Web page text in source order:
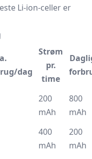
Li-ion-celler er
dag
Strøm
pr.
time
200
mAh
800
mAh
400
mAh
200
mAh